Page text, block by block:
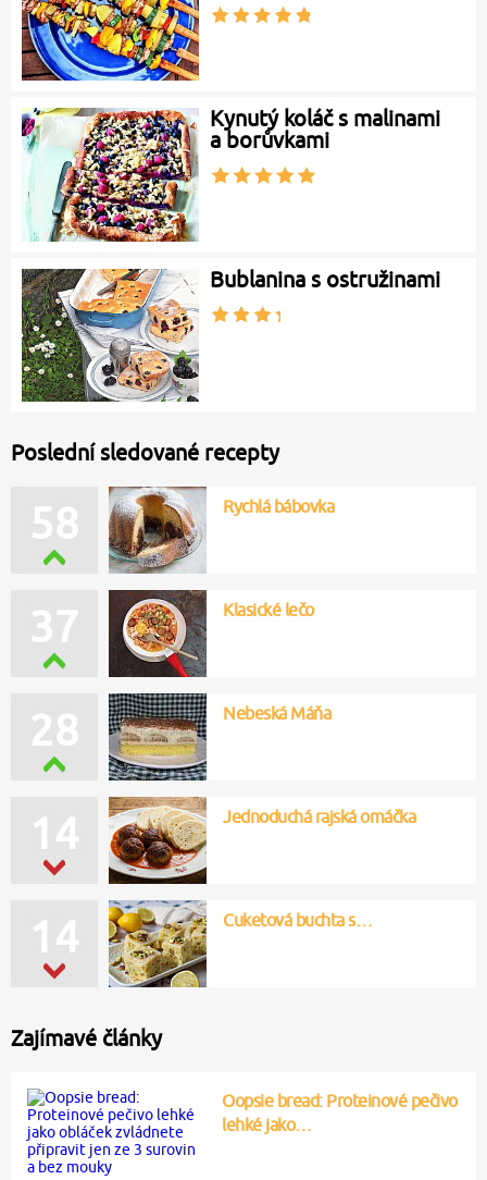
Kynutý koláč s malinami
a borůvkami
Bublanina s ostružinami
Poslední sledované recepty
58 Rychlá bábovka
37 Klasické lečo
28 Nebeská Máňa
14 Jednoduchá rajská omáčka
14 Cuketová buchta s…
Zajímavé články
Oopsie bread: Proteinové pečivo
lehké jako…